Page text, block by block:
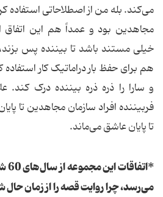
می‌کند. بله من از اصطلاحاتی استفاده
مجاهدین بود و عمداً هم این اتفاق
خیلی مستند باشد تا بیننده پس
هم برای حفظ بار دراماتیک کار
و سارا را ذره ذره بیننده درک کند.
فربیننده افراد سازمان مجاهدین تا
تا پایان عاشق می‌ماند.
می‌رسد، چرا روایت قصه را از زمان